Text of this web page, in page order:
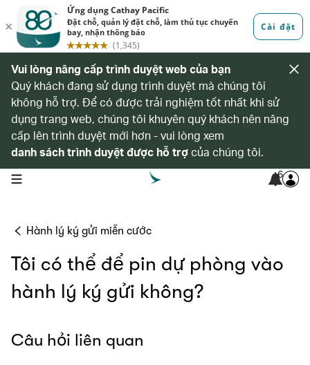
Vui lòng nâng cấp trình duyệt web của bạn
Quý khách đang sử dụng trình duyệt mà chúng tôi
không hỗ trợ. Để có được trải nghiệm tốt nhất khi sử
dụng trang web, chúng tôi khuyên quý khách nên nâng
cấp lên trình duyệt mới hơn - vui lòng xem
danh sách trình duyệt được hỗ trợcủa chúng tôi.
open navigation menu 6
Hành lý ký gửi miễn cước
Tôi có thể để pin dự phòng vào
hành lý ký gửi không?
Câu hỏi liên quan